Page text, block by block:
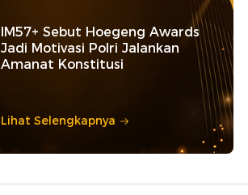
IM57+ Sebut Hoegeng Awards
Jadi Motivasi Polri Jalankan
Amanat Konstitusi
Lihat Selengkapnya